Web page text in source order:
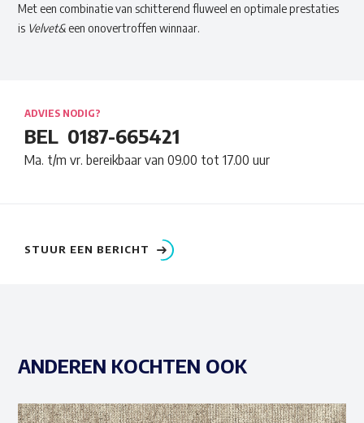
Met een combinatie van schitterend fluweel en optimale prestaties
is Velvet&een onovertroffen winnaar.
ADVIES NODIG?
BEL 0187-665421
Ma. t/m vr. bereikbaar van 09.00 tot 17.00 uur
STUUR EEN BERICHT
ANDEREN KOCHTEN OOK